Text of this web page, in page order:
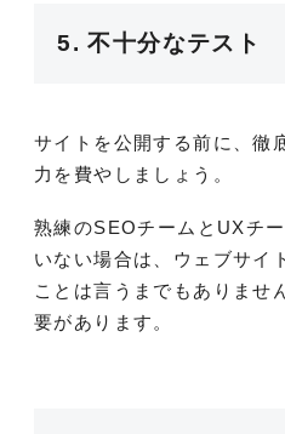
5. 不十分なテスト
サイトを公開する前に、徹
力を費やしましょう。
熟練のSEOチームとUXチ
いない場合は、ウェブサイ
ことは言うまでもありませ
要があります。